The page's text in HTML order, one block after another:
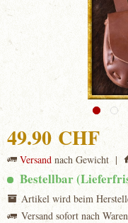
49.90 CHF
Versandnach Gewicht |
Bestellbar
Artikel wird beim
Versand sofort nach